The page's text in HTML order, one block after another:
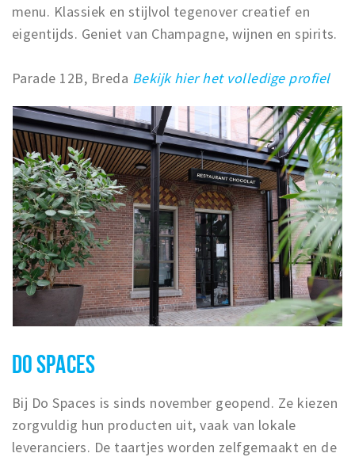
menu. Klassiek en stijlvol tegenover creatief en
eigentijds. Geniet van Champagne, wijnen en spirits.
Parade 12B, Breda Bekijk hier het volledige profiel
DO SPACES
Bij Do Spaces is sinds november geopend. Ze kiezen
zorgvuldig hun producten uit, vaak van lokale
leveranciers. De taartjes worden zelfgemaakt en de